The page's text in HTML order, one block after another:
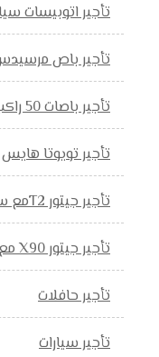
تأجير اتوبيسات
تأجير باص
تأجير باصات 50 راكب
تأجير تويوتا هايس
تأجير جيتور T2مع سائق
تأجير جيتور X90 مع سائق
تأجير حافلات
تأجير سيارات